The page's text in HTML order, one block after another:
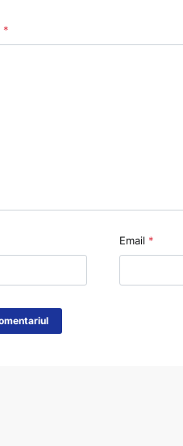
*
Email *